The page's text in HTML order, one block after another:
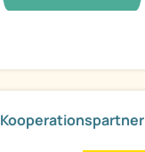
Kooperationspartner